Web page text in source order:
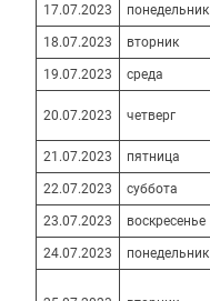
17.07.2023 понедельник
18.07.2023 вторник
19.07.2023 среда
20.07.2023 четверг
21.07.2023 пятница
22.07.2023 суббота
23.07.2023 воскресенье
24.07.2023 понедельник